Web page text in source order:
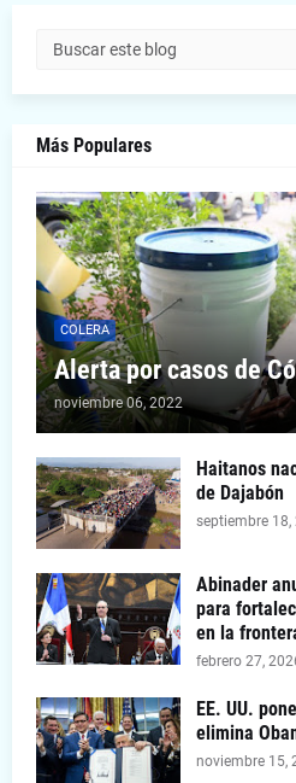
Más Populares
COLERA
Alerta por casos de
noviembre 06, 2022
Haitanos
de Dajabón
septiembre 18,
Abinader
para
en la
febrero 27,
EE. UU.
elimina
noviembre 15,